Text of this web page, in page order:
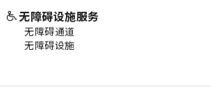
无障碍设施服务
无障碍通道
无障碍设施